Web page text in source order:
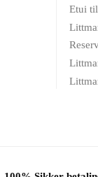
Etui